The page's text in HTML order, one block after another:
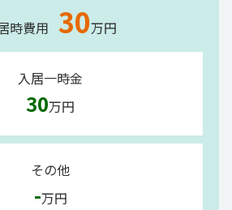
時費用 30万円
入居一時金
30万円
その他
-万円